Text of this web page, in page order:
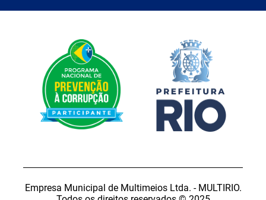
Empresa Municipal de Multimeios Ltda. - MULTIRIO.